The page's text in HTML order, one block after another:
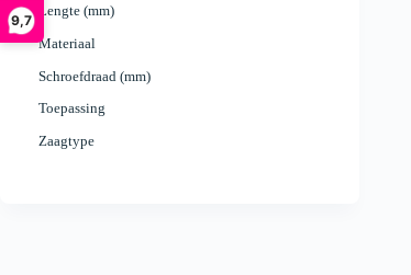
9,7
Lengte (mm)
Materiaal
Schroefdraad (mm)
Toepassing
Zaagtype